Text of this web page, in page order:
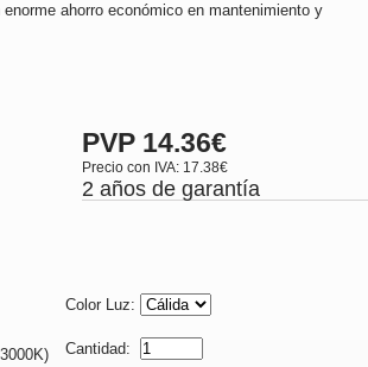
ahorro económico en mantenimiento y
PVP 14.36€
Precio con IVA: 17.38€
2 años de garantía
Color Luz:
Cantidad: